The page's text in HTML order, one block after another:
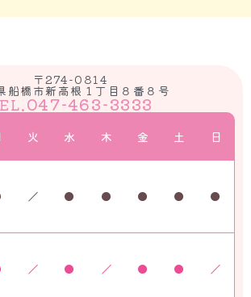
〒274-0814
船橋市新高根１丁目８番８号
047-463-3333
火 水 木 金 土 日
／ ● ● ● ● ●
／ ● ／ ● ● ／